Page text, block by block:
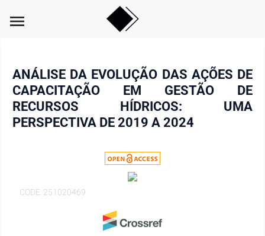
menu
ANÁLISE DA EVOLUÇÃO DAS AÇÕES DE
CAPACITAÇÃO EM GESTÃO DE
RECURSOS HÍDRICOS: UMA
PERSPECTIVA DE 2019 A 2024
CODE: 251020469